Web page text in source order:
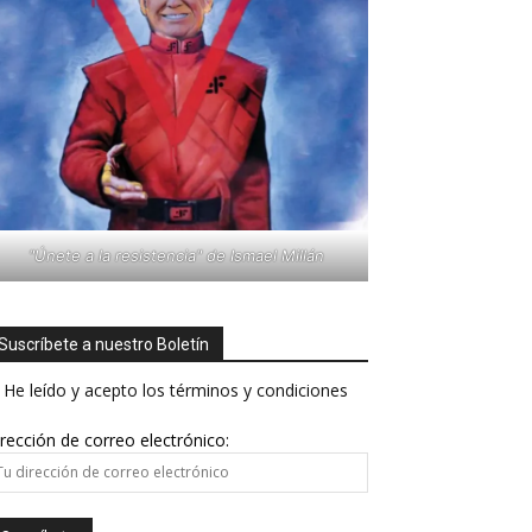
"Únete a la resistencia" de Ismael Millán
a nuestro Boletín
He leído y acepto los términos y condiciones
de correo electrónico: